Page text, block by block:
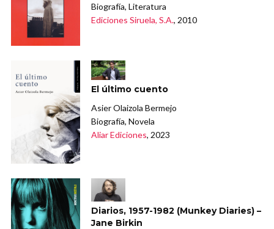
Biografía, Literatura
Ediciones Siruela, S.A., 2010
El último cuento
Asier Olaizola Bermejo
Biografía, Novela
Aliar Ediciones, 2023
Diarios, 1957-1982 (Munkey Diaries) –
Jane Birkin